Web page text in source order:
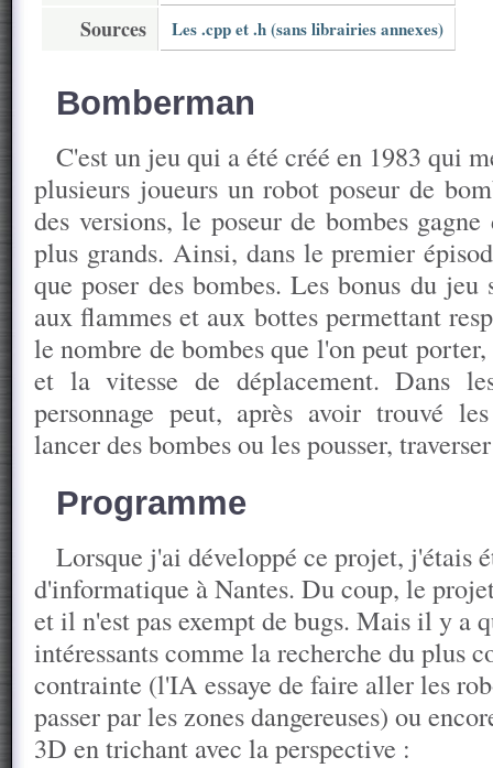
Sources Les .cpp et .h (sans librairies annexes)
Bomberman
C'est un jeu qui a été créé en 1983 qui
plusieurs joueurs un robot poseur de
des versions, le poseur de bombes
plus grands. Ainsi, dans le premier
que poser des bombes. Les bonus du
aux flammes et aux bottes permettant
le nombre de bombes que l'on peut
et la vitesse de déplacement. Dans
personnage peut, après avoir trouvé
lancer des bombes ou les pousser,
Programme
Lorsque j'ai développé ce projet, j'étais
d'informatique à Nantes. Du coup, le
et il n'est pas exempt de bugs. Mais il y a
intéressants comme la recherche du plus
contrainte (l'IA essaye de faire aller les
passer par les zones dangereuses) ou
3D en trichant avec la perspective :